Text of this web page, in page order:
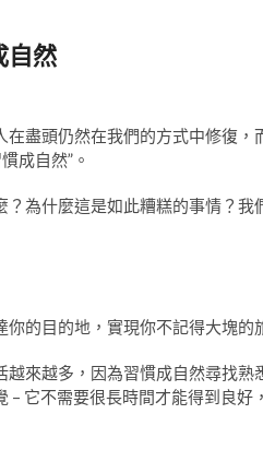
自然
在盡頭仍然在我們的方式中修復
成自然”。
為什麼這是如此糟糕的事情？
的目的地，實現你不記得大塊的
來越多，因為習慣成自然尋找
– 它不需要很長時間才能得到良好